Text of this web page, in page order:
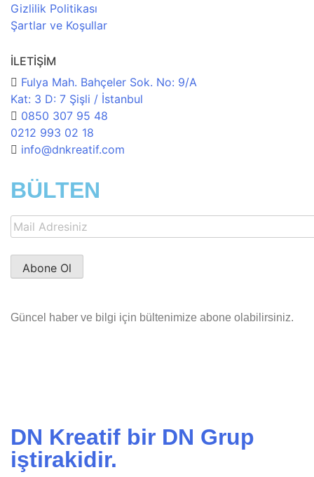
Gizlilik Politikası
Şartlar ve Koşullar
İLETİŞİM
Fulya Mah. Bahçeler Sok. No: 9/A
Kat: 3 D: 7 Şişli / İstanbul
0850 307 95 48
0212 993 02 18
info@dnkreatif.com
BÜLTEN
Güncel haber ve bilgi için bültenimize abone olabilirsiniz.
DN Kreatif bir DN Grup
iştirakidir.